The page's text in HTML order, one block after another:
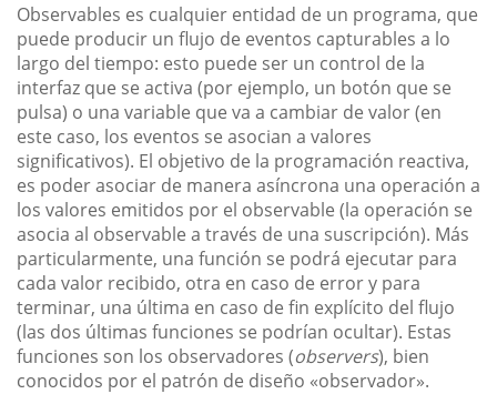
Observables es cualquier entidad de un programa, que
puede producir un flujo de eventos capturables a lo
largo del tiempo: esto puede ser un control de la
interfaz que se activa (por ejemplo, un botón que se
pulsa) o una variable que va a cambiar de valor (en
este caso, los eventos se asocian a valores
significativos). El objetivo de la programación reactiva,
es poder asociar de manera asíncrona una operación a
los valores emitidos por el observable (la operación se
asocia al observable a través de una suscripción). Más
particularmente, una función se podrá ejecutar para
cada valor recibido, otra en caso de error y para
terminar, una última en caso de fin explícito del flujo
(las dos últimas funciones se podrían ocultar). Estas
funciones son los observadores (observers), bien
conocidos por el patrón de diseño «observador».